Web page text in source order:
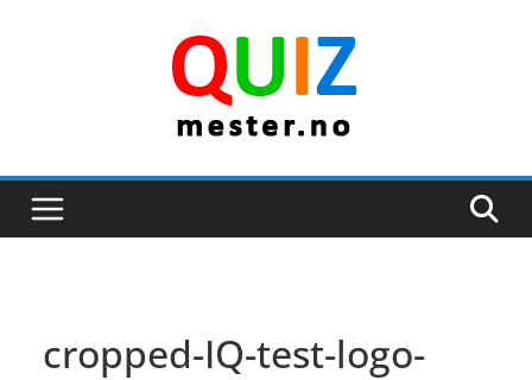
cropped-IQ-test-logo-